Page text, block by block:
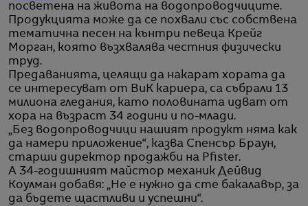
посветена на живота на водопроводчиците.
Продукцията може да се похвали със собствена
тематична песен на кънтри певеца Крейг
Морган, която възхвалява честния физически
труд.
Предаванията, целящи да накарат хората да
се интересуват от ВиК кариера, са събрали 13
милиона гледания, като половината идват от
хора на възраст 34 години и по-млади.
„Без водопроводчици нашият продукт няма как
да намери приложение“, казва Спенсър Браун,
старши директор продажби на Pfister.
А 34-годишният майстор механик Дейвид
Коулман добавя: „Не е нужно да сте бакалавър, за
да бъдете щастливи и успешни“.